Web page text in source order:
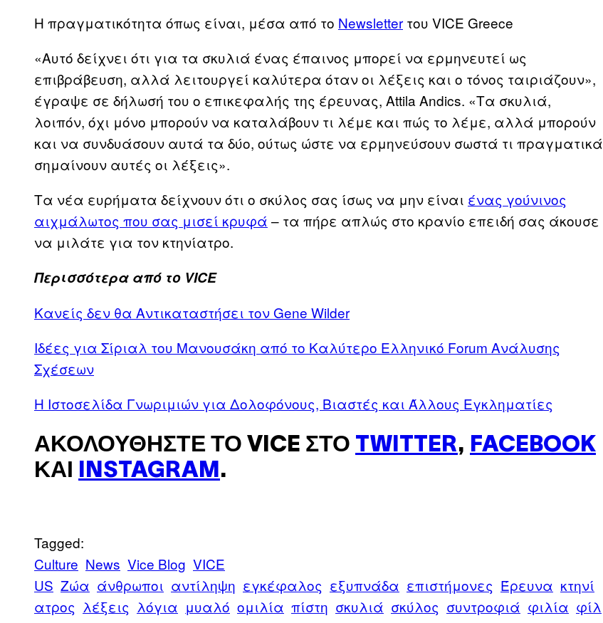
Η πραγματικότητα όπως είναι, μέσα από το Newsletter του VICE Greece
«Αυτό δείχνει ότι για τα σκυλιά ένας έπαινος μπορεί να ερμηνευτεί ως
επιβράβευση, αλλά λειτουργεί καλύτερα όταν οι λέξεις και ο τόνος ταιριάζουν»,
έγραψε σε δήλωσή του ο επικεφαλής της έρευνας, Attila Andics. «Τα σκυλιά,
λοιπόν, όχι μόνο μπορούν να καταλάβουν τι λέμε και πώς το λέμε, αλλά μπορούν
και να συνδυάσουν αυτά τα δύο, ούτως ώστε να ερμηνεύσουν σωστά τι πραγματικά
σημαίνουν αυτές οι λέξεις».
Τα νέα ευρήματα δείχνουν ότι ο σκύλος σας ίσως να μην είναι ένας γούνινος
αιχμάλωτος που σας μισεί κρυφά – τα πήρε απλώς στο κρανίο επειδή σας άκουσε
να μιλάτε για τον κτηνίατρο.
Περισσότερα από το VICE
Κανείς δεν θα Αντικαταστήσει τον Gene Wilder
Ιδέες για Σίριαλ του Μανουσάκη από το Καλύτερο Ελληνικό Forum Ανάλυσης
Σχέσεων
Η Ιστοσελίδα Γνωριμιών για Δολοφόνους, Βιαστές και Άλλους Εγκληματίες
ΑΚΟΛΟΥΘΉΣΤΕ ΤΟ VICE ΣΤΟ TWITTER, FACEBOOK
ΚΑΙ
INSTAGRAM .
Tagged:
Culture News Vice Blog VICE
US Zώα άνθρωποι αντίληψη εγκέφαλος εξυπνάδα επιστήμονες Έρευνα κτηνί
ατρος λέξεις λόγια μυαλό ομιλία πίστη σκυλιά σκύλος συντροφιά φιλία φίλ